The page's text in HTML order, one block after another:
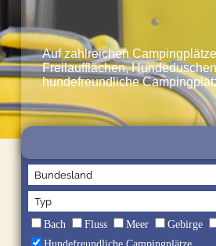
Bach Fluss Meer Gebirge
Auf zahlreichen
Freilaufflächen,
hundefreundliche